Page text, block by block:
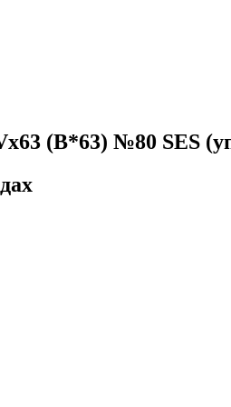
(B*63) №80 SES